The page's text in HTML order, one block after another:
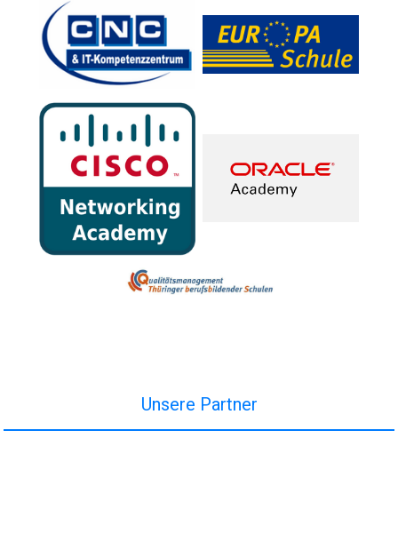
Unsere Partner